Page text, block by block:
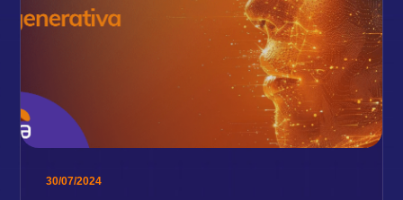
30/07/2024